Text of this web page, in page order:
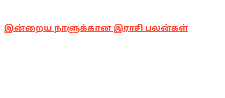
இன்றைய நாளுக்கான இராசி பலன்கள்